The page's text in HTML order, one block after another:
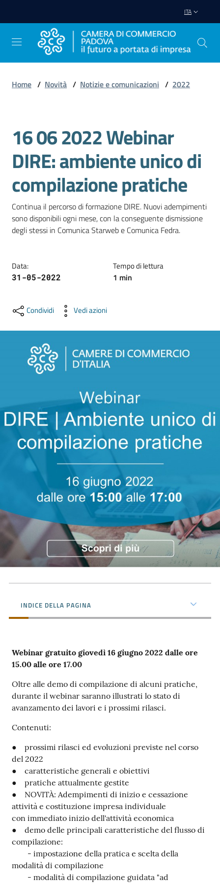
ITA
Gestire
Impresa
Promuovere
Impresa
e
territorio
Tutelare
Consumatore
Impresa
Digitale
La
Camera
Prenota
zione
on line
Contatti
Newsle
tter
Sala
Stampa
Seguici
su
Home / Novità / Notizie e comunicazioni / 2022
Salta al contenuto
16 06 2022 Webinar
DIRE: ambiente unico di
compilazione pratiche
Continua il percorso di formazione DIRE. Nuovi adempimenti
sono disponibili ogni mese, con la conseguente dismissione
degli stessi in Comunica Starweb e Comunica Fedra.
Data:
31-05-2022
Tempo di lettura
1 min
Condividi Vedi azioni
INDICE DELLA PAGINA
Webinar gratuito giovedì 16 giugno 2022 dalle ore
15.00 alle ore 17.00
Oltre alle demo di compilazione di alcuni pratiche,
durante il webinar saranno illustrati lo stato di
avanzamento dei lavori e i prossimi rilasci.
Contenuti:
● prossimi rilasci ed evoluzioni previste nel corso
del 2022
● caratteristiche generali e obiettivi
● pratiche attualmente gestite
● NOVITÀ: Adempimenti di inizio e cessazione
attività e costituzione impresa individuale
con immediato inizio dell'attività economica
● demo delle principali caratteristiche del flusso di
compilazione:
- impostazione della pratica e scelta della
modalità di compilazione
- modalità di compilazione guidata "ad